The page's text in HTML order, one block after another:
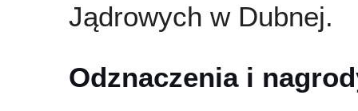
Jądrowych w Dubnej.
Odznaczenia i